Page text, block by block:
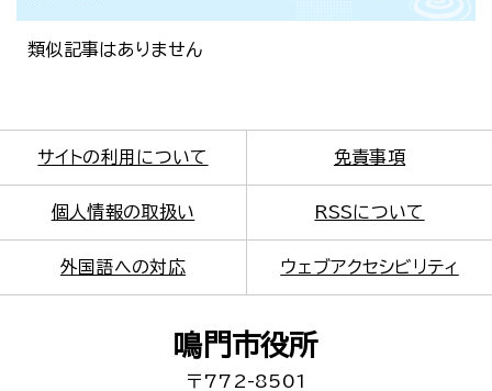
類似記事はありません
サイトの利用について 免責事項
個人情報の取扱い RSSについて
外国語への対応 ウェブアクセシビリティ
鳴門市役所
〒772-8501